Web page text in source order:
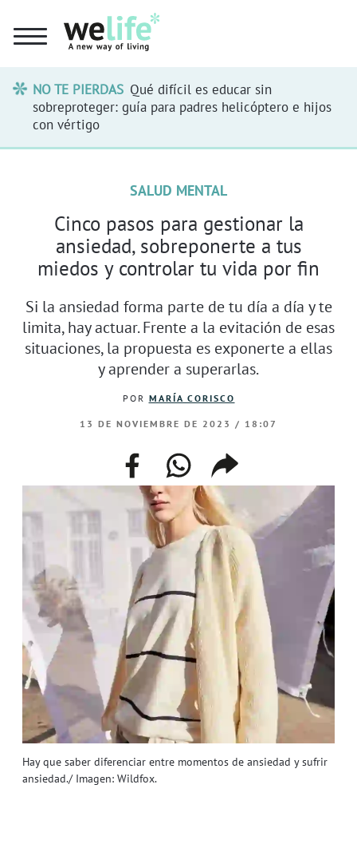
NO TE PIERDAS Qué difícil es educar sin
sobreproteger: guía para padres helicóptero e hijos
con vértigo
Hay que saber diferenciar entre momentos de ansiedad y sufrir
ansiedad./ Imagen: Wildfox.
SALUD MENTAL
Cinco pasos para gestionar la
ansiedad, sobreponerte a tus
miedos y controlar tu vida por fin
Si la ansiedad forma parte de tu día a día y te
limita, hay actuar. Frente a la evitación de esas
situaciones, la propuesta es exponerte a ellas
y aprender a superarlas.
POR MARÍA CORISCO
13 DE NOVIEMBRE DE 2023 / 18:07
facebookwhatsappcompartir
enlace